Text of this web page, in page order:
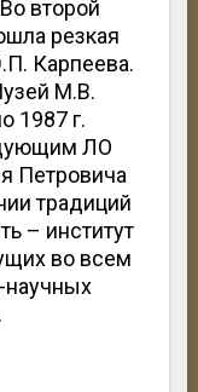
второй
резкая
Карпеева.
М.В.
1987 г.
ЛО
Петровича
традиций
– институт
во всем
научных